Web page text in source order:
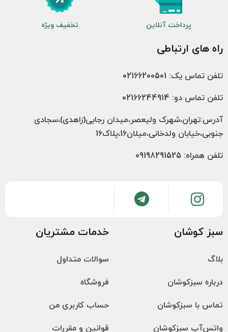
پرداخت آنلاین تخفیف ویژه
راه های ارتباطی
تلفن تماس یک: 02166200501
تلفن تماس دو: 02166244914
آدرس:تهران،شهرک ولیعصر،میدان رجایی(زاهدی)،سجادی
جنوبی،خیابان ولدخانی،میلان16،پلاک16
تلفن همراه: 09198291525
سبز کوشان
بلاگ
درباره سبزکوشان
تماس با سبزکوشان
واتس‌آپ سبزکوشان
خدمات مشتریان
سوالات متداول
فروشگاه
حساب کاربری من
قوانین و مقررات